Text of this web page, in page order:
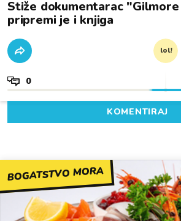
Stiže dokumentarac
pripremi je i knjiga
lol!
0
KOMENTIRAJ
BOGATSTVO MORA